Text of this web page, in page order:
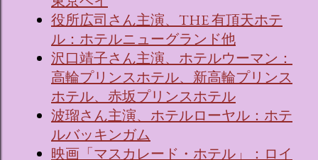
役所広司さん主演、THE 有頂天ホテ
ル：ホテルニューグランド他
沢口靖子さん主演、ホテルウーマン：
高輪プリンスホテル、新高輪プリンス
ホテル、赤坂プリンスホテル
波瑠さん主演、ホテルローヤル：ホテ
ルバッキンガム
映画「マスカレード・ホテル」：ロイ